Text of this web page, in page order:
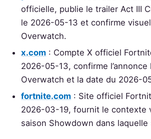
officielle, publie le trailer Act III
le 2026-05-13 et confirme
Overwatch.
x.com : Compte X officiel
2026-05-13, confirme l’annonce
Overwatch et la date du 2026-
fortnite.com : Site officiel
2026-03-19, fournit le contexte
saison Showdown dans laquelle